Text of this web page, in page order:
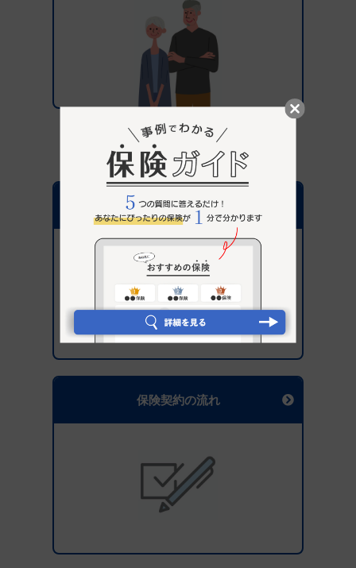
保険選びがはじめての方へ
パナソニック保険サービス
が選ばれている理由
保険契約の流れ